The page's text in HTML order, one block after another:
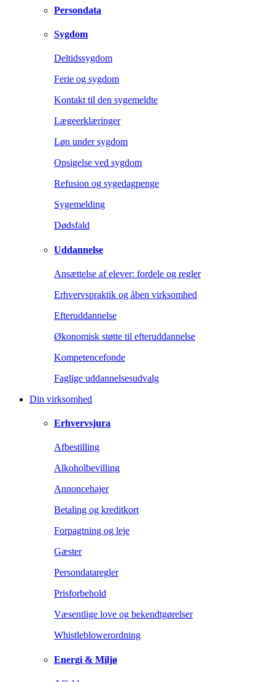
Persondata
Sygdom
Deltidssygdom
Ferie og sygdom
Kontakt til den sygemeldte
Lægeerklæringer
Løn under sygdom
Opsigelse ved sygdom
Refusion og sygedagpenge
Sygemelding
Dødsfald
Uddannelse
Ansættelse af elever: fordele og regler
Erhvervspraktik og åben virksomhed
Efteruddannelse
Økonomisk støtte til efteruddannelse
Kompetencefonde
Faglige uddannelsesudvalg
Din virksomhed
Erhvervsjura
Afbestilling
Alkoholbevilling
Annoncehajer
Betaling og kreditkort
Forpagtning og leje
Gæster
Persondataregler
Prisforbehold
Væsentlige love og bekendtgørelser
Whistleblowerordning
Energi & Miljø